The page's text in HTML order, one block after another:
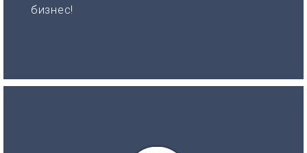
бизнес!